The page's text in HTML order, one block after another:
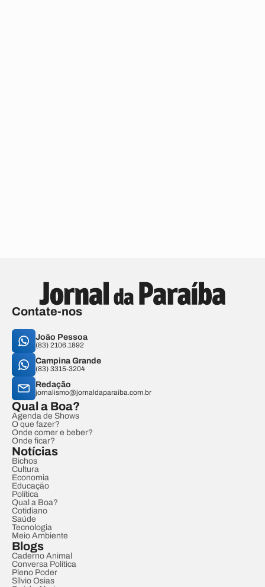
Contate-nos
João Pessoa
(83) 2106.1892
Campina Grande
(83) 3315-3204
Redação
jornalismo@jornaldaparaiba.com.br
Qual a Boa?
Agenda de Shows
O que fazer?
Onde comer e beber?
Onde ficar?
Notícias
Bichos
Cultura
Economia
Educação
Política
Qual a Boa?
Cotidiano
Saúde
Tecnologia
Meio Ambiente
Blogs
Caderno Animal
Conversa Política
Pleno Poder
Sílvio Osias